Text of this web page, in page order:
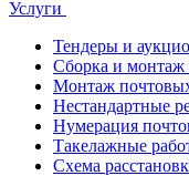
Услуги
Тендеры и
Сборка и монтаж
Монтаж
Нестандартные
Нумерация
Такелажные
Схема